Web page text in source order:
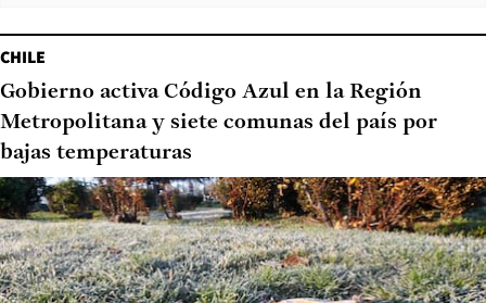
CHILE
Gobierno activa Código Azul en la Región
Metropolitana y siete comunas del país por
bajas temperaturas